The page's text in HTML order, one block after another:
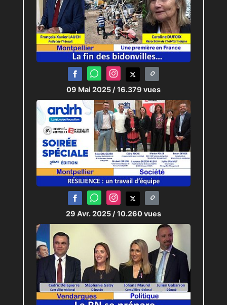
09 Mai 2025 / 16.379 vues
29 Avr. 2025 / 10.260 vues